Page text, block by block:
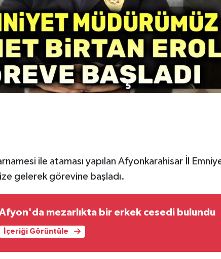
ile ataması yapılan Afyonkarahisar İl
gelerek görevine başladı.
mezarlıkta bir erkek cesedi bulundu
İçeriği Görüntüle